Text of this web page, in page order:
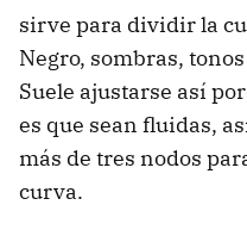
sirve para dividir la
Negro, sombras,
Suele ajustarse así
es que sean fluidas,
más de tres nodos
curva.